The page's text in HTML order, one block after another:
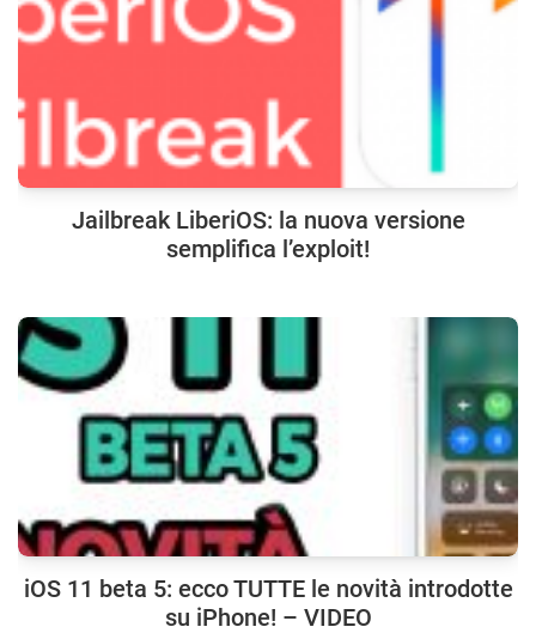
Jailbreak LiberiOS: la nuova versione
semplifica l’exploit!
iOS 11 beta 5: ecco TUTTE le novità introdotte
su iPhone! – VIDEO